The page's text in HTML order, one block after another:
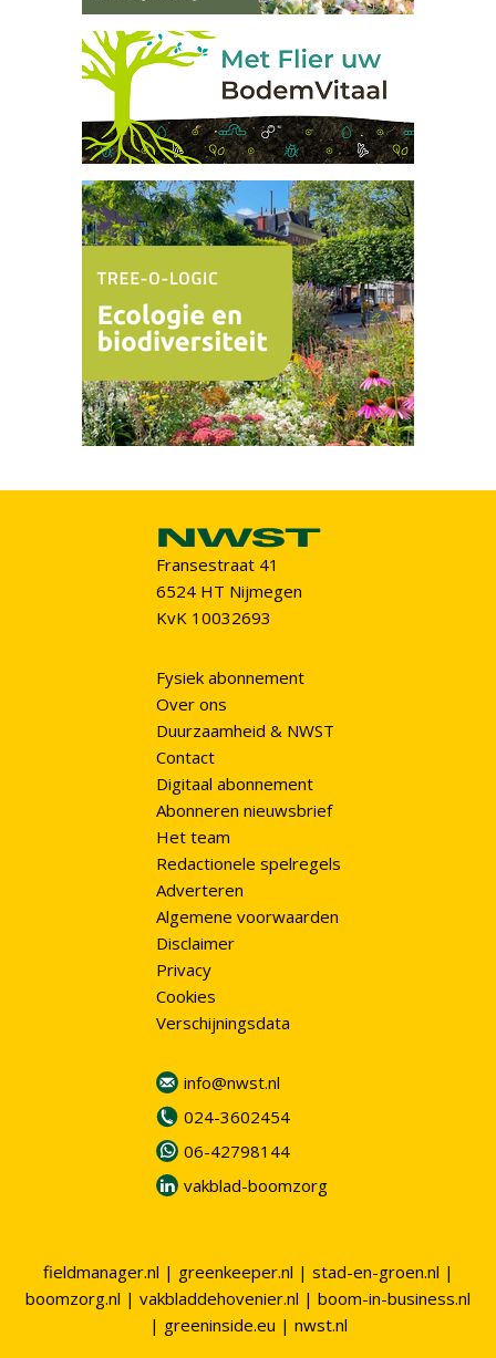
Fransestraat 41
6524 HT Nijmegen
KvK 10032693
Fysiek abonnement
Over ons
Duurzaamheid & NWST
Contact
Digitaal abonnement
Abonneren nieuwsbrief
Het team
Redactionele spelregels
Adverteren
Algemene voorwaarden
Disclaimer
Privacy
Cookies
Verschijningsdata
info@nwst.nl
024-3602454
06-42798144
vakblad-boomzorg
fieldmanager.nl | greenkeeper.nl | stad-en-groen.nl |
boomzorg.nl | vakbladdehovenier.nl | boom-in-business.nl
| greeninside.eu | nwst.nl